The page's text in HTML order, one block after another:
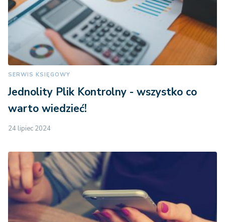
SERWIS KSIĘGOWY
Jednolity Plik Kontrolny - wszystko co
warto wiedzieć!
24 lipiec 2024